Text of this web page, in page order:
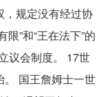
，规定没有经过协
”和“王在法下”的
议会制度。 17世
国王詹姆士一世